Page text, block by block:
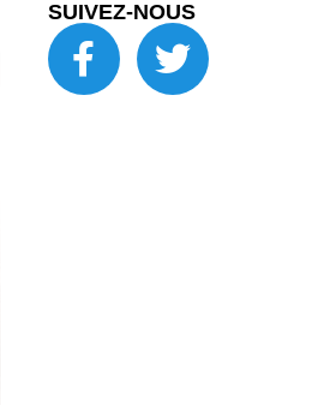
SUIVEZ-NOUS